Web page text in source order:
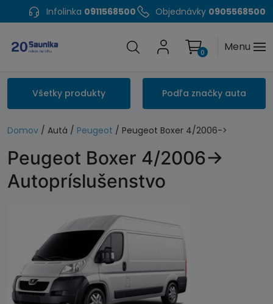
Infolinka 0911568500 Objednávky 0905568500
Menu
0
Všetky produkty Podľa značky auta
Domov / Autá / Peugeot / Peugeot Boxer 4/2006->
Peugeot Boxer 4/2006->
Autopríslušenstvo